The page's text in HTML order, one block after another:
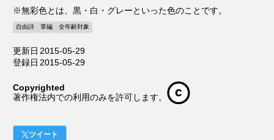
※無彩色とは、黒・白・グレーといった色のことです。
自由詩 掌編 全年齢対象
更新日 2015-05-29
登録日 2015-05-29
Copyrighted
著作権法内での利用のみを許可します。
ツイート